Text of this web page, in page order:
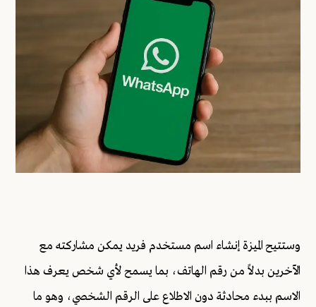
وستتيح الميزة إنشاء اسم مستخدم فريد يمكن مشاركته مع
الآخرين بدلاً من رقم الهاتف، بما يسمح لأي شخص يعرف هذا
الاسم ببدء محادثة دون الاطلاع على الرقم الشخصي، وهو ما